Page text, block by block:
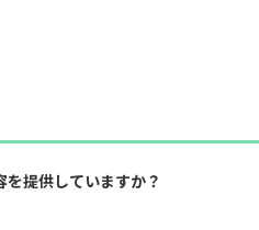
を提供していますか？